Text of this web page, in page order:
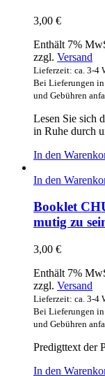
3,00 €
Enthält 7%
zzgl. Versand
Lieferzeit: ca. 3-4
Bei Lieferungen
und Gebühren
Lesen Sie sich
in Ruhe durch
In den
In den
Booklet
mutig zu
3,00 €
Enthält 7%
zzgl. Versand
Lieferzeit: ca. 3-4
Bei Lieferungen
und Gebühren
Predigttext der
In den